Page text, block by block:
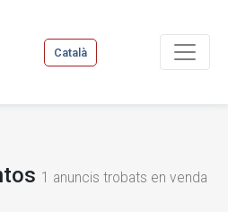
Català
1 anuncis trobats en venda